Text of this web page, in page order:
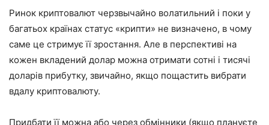
Ринок криптовалют черзвычайно волатильний і поки у
багатьох країнах статус «крипти» не визначено, в чому
саме це стримує її зростання. Але в перспективі на
кожен вкладений долар можна отримати сотні і тисячі
доларів прибутку, звичайно, якщо пощастить вибрати
вдалу криптовалюту.
Придбати її можна або через обмінники (якщо плануєте